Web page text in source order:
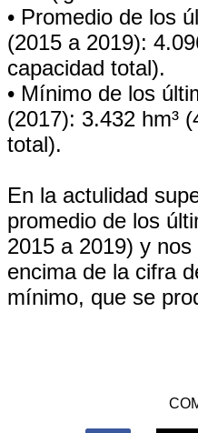
• Promedio de los
(2015 a 2019):
capacidad total).
• Mínimo de los
(2017): 3.432 hm³
total).
En la actulidad
promedio de los
2015 a 2019) y
encima de la cifra
mínimo, que se